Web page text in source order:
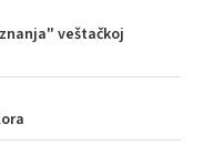
veštačkoj